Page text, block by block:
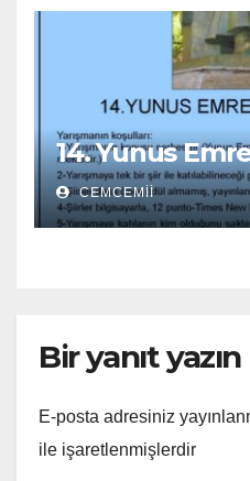
14. Yunus
CEMCEMII
Bir yanıt yazın
E-posta adresiniz
ile işaretlenmişlerdir